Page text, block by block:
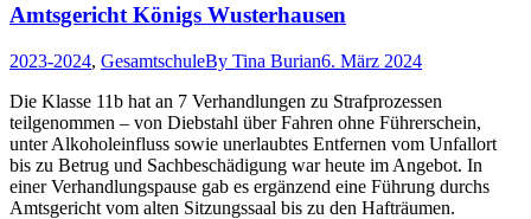
Amtsgericht Königs Wusterhausen
2023-2024, GesamtschuleBy Tina Burian6. März 2024
Die Klasse 11b hat an 7 Verhandlungen zu Strafprozessen
teilgenommen – von Diebstahl über Fahren ohne Führerschein,
unter Alkoholeinfluss sowie unerlaubtes Entfernen vom Unfallort
bis zu Betrug und Sachbeschädigung war heute im Angebot. In
einer Verhandlungspause gab es ergänzend eine Führung durchs
Amtsgericht vom alten Sitzungssaal bis zu den Hafträumen.